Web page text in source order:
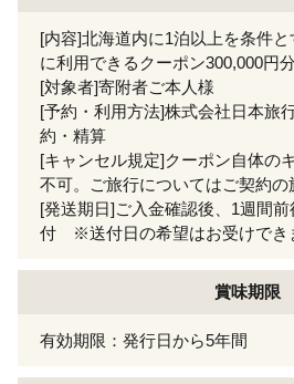
[内容]北海道内に1泊以上を条件
に利用できるクーポン300,000円
[対象者]寄附者ご本人様
[予約・利用方法]株式会社日本旅
約・精算
[キャンセル規定]クーポン自体の
不可。ご旅行についてはご契約の
[発送期日]ご入金確認後、1週間
付 ※送付日の希望はお受けでき
賞味期限
有効期限：発行日から5年間